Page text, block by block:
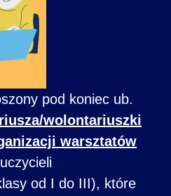
pod koniec ub.
wolontariuszki
warsztatów
od I do III), które